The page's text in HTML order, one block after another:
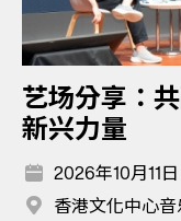
艺场分享：
新兴力量
2026年10月11
香港文化中心